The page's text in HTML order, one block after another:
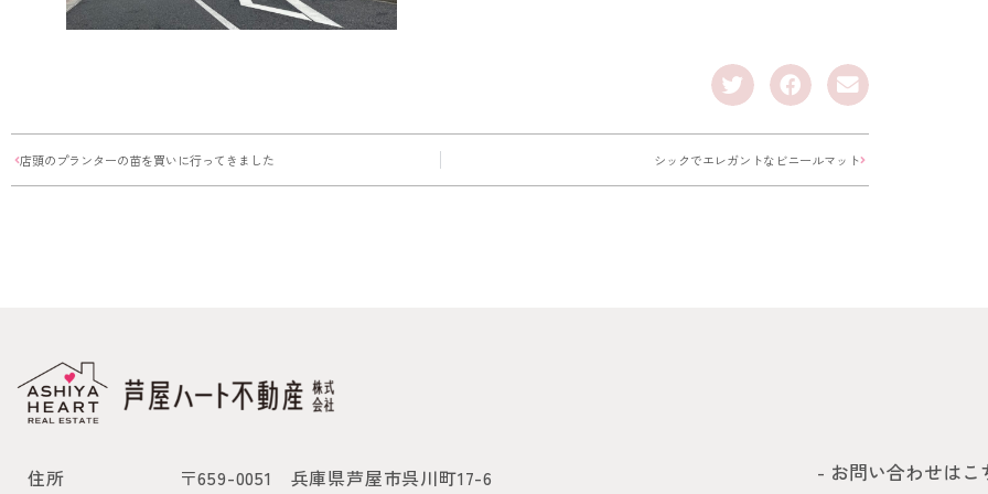
店頭のプランターの苗を買いに行ってきました シックでエレガントなビニールマット
住所 〒659-0051 兵庫県芦屋市呉川町17-6 - お問い合わせはこ